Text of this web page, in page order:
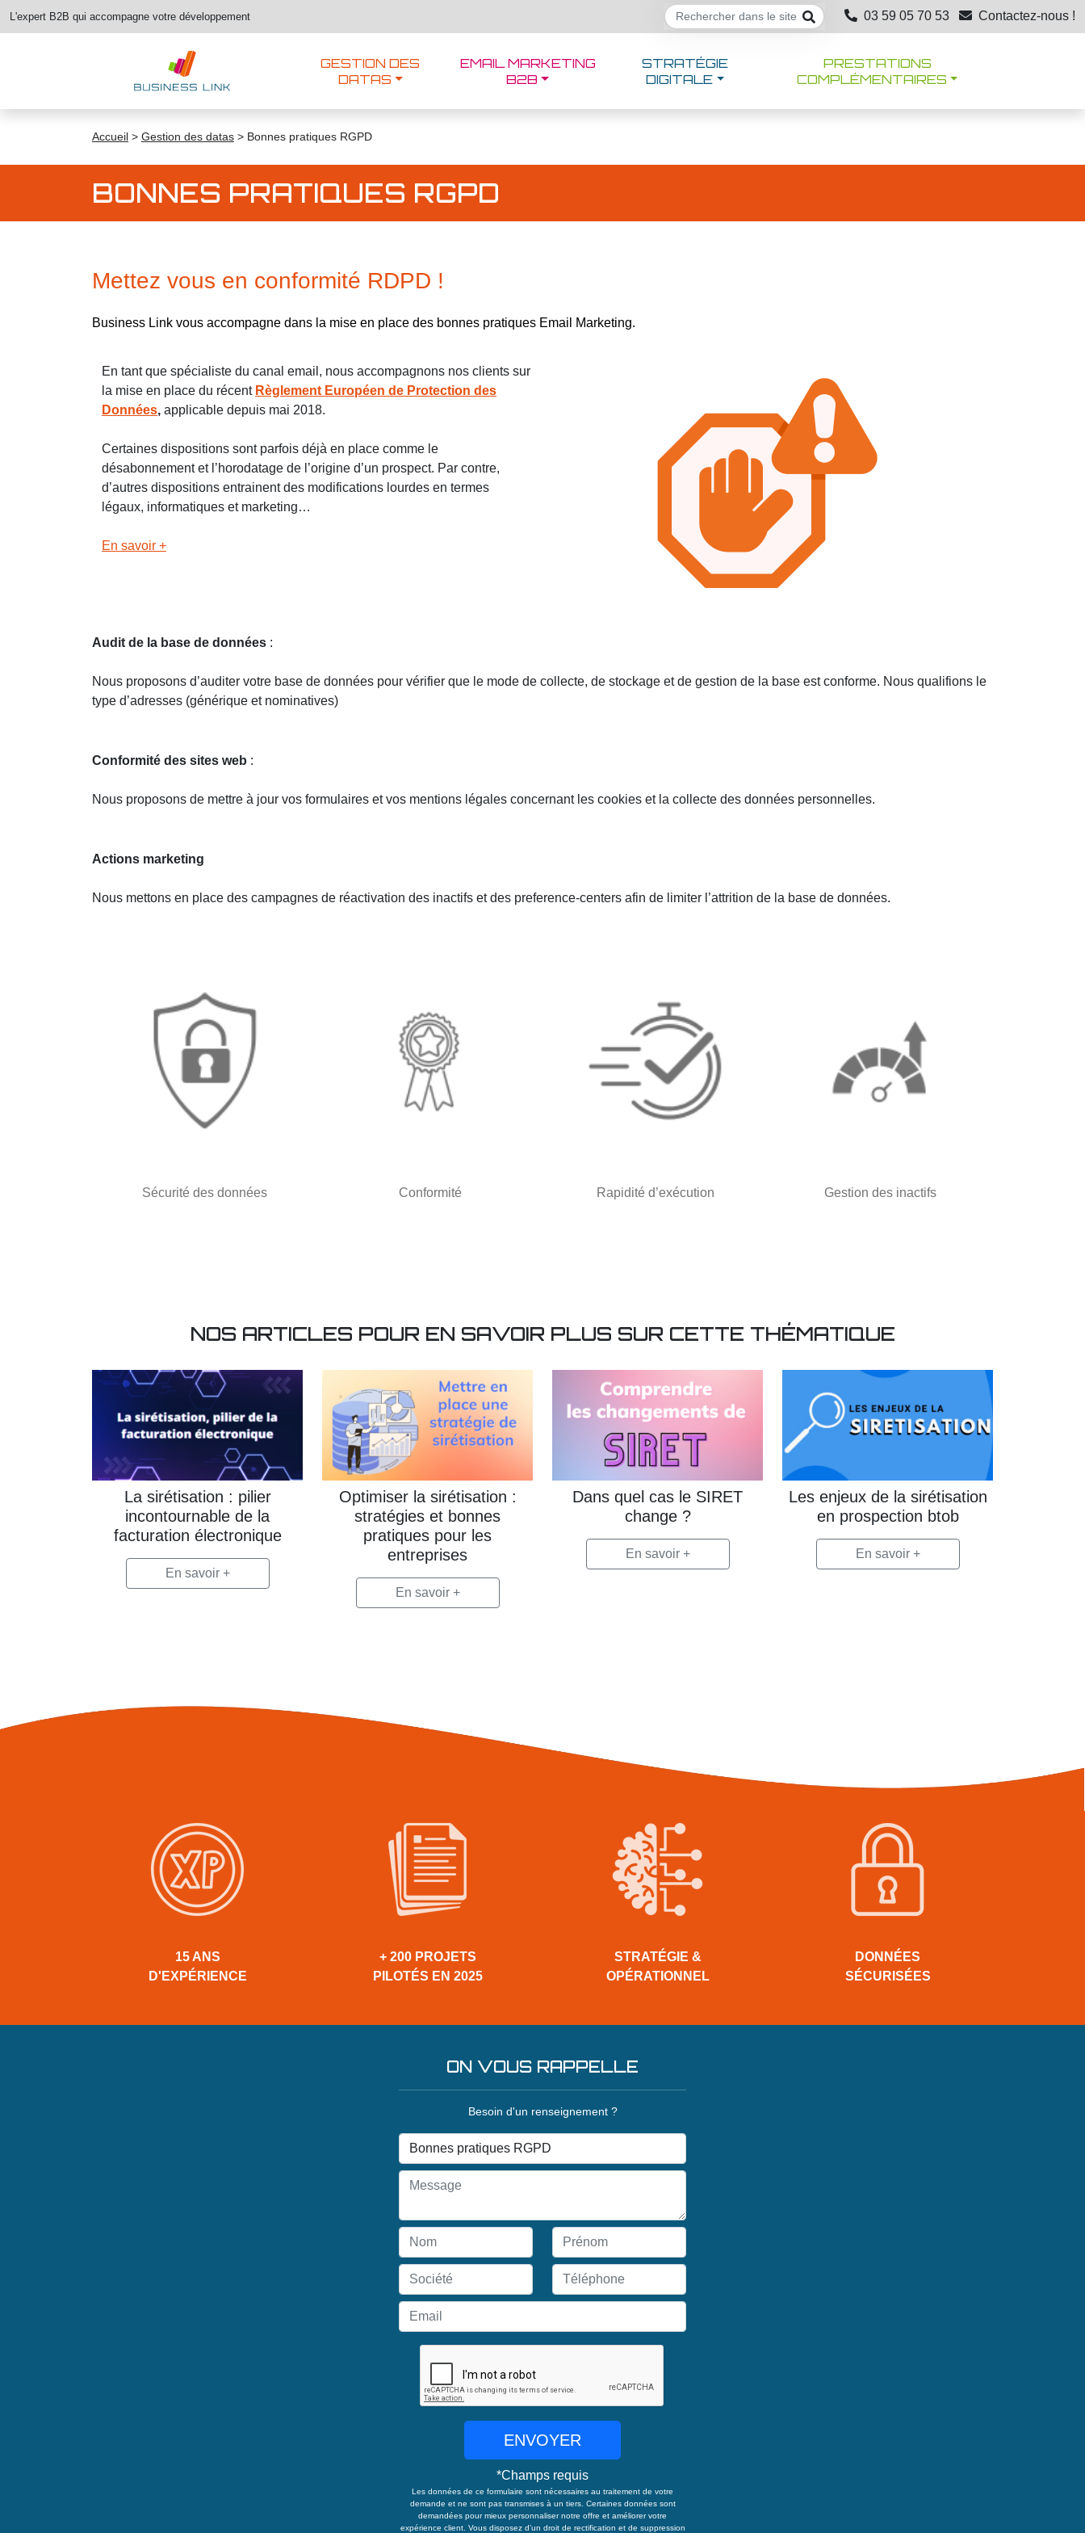
L'expert B2B qui accompagne votre développement 03 59 05 70 53 Contactez-nous !
GESTION DES
DATAS
EMAIL MARKETING
B2B
STRATÉGIE
DIGITALE
PRESTATIONS
COMPLÉMENTAIRES
Accueil > Gestion des datas > Bonnes pratiques RGPD
BONNES PRATIQUES RGPD
Mettez vous en conformité RDPD !
Business Link vous accompagne dans la mise en place des bonnes pratiques Email Marketing.
En tant que spécialiste du canal email, nous accompagnons nos clients sur
la mise en place du récent Règlement Européen de Protection des
Données, applicable depuis mai 2018.
Certaines dispositions sont parfois déjà en place comme le
désabonnement et l’horodatage de l’origine d’un prospect. Par contre,
d’autres dispositions entrainent des modifications lourdes en termes
légaux, informatiques et marketing…
En savoir +
Audit de la base de données :
Nous proposons d’auditer votre base de données pour vérifier que le mode de collecte, de stockage et de gestion de la base est conforme. Nous qualifions le
type d’adresses (générique et nominatives)
Conformité des sites web :
Nous proposons de mettre à jour vos formulaires et vos mentions légales concernant les cookies et la collecte des données personnelles.
Actions marketing
Nous mettons en place des campagnes de réactivation des inactifs et des preference-centers afin de limiter l’attrition de la base de données.
Sécurité des données Conformité Rapidité d’exécution Gestion des inactifs
NOS ARTICLES POUR EN SAVOIR PLUS SUR CETTE THÉMATIQUE
La sirétisation : pilier
incontournable de la
facturation électronique
En savoir +
Optimiser la sirétisation :
stratégies et bonnes
pratiques pour les
entreprises
En savoir +
Dans quel cas le SIRET
change ?
En savoir +
Les enjeux de la sirétisation
en prospection btob
En savoir +
15 ANS
D'EXPÉRIENCE
+ 200 PROJETS
PILOTÉS EN 2025
STRATÉGIE &
OPÉRATIONNEL
DONNÉES
SÉCURISÉES
ON VOUS RAPPELLE
Besoin d'un renseignement ?
ENVOYER
*Champs requis
Les données de ce formulaire sont nécessaires au traitement de votre
demande et ne sont pas transmises à un tiers. Certaines données sont
demandées pour mieux personnaliser notre offre et améliorer votre
expérience client. Vous disposez d’un droit de rectification et de suppression